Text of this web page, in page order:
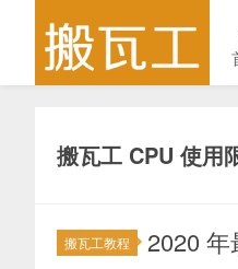
搬瓦工 CPU 使用
搬瓦工教程 2020